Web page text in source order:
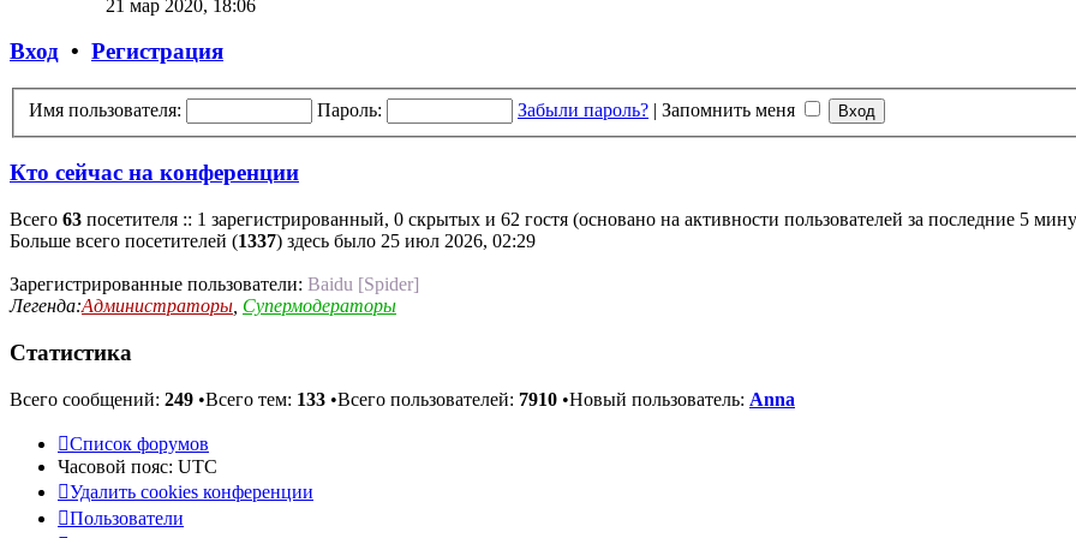
последнему
21 мар 2020, 18:06
Вход • Регистрация
Имя пользователя: Пароль: Забыли пароль? | Запомнить меня
Кто сейчас на конференции
Всего 63 посетителя :: 1 зарегистрированный, 0 скрытых и 62 гостя (основано на активности пользователей за последние 5
Больше всего посетителей (1337) здесь было 25 июл 2026, 02:29
Зарегистрированные пользователи: Baidu [Spider]
Легенда:Администраторы Супермодераторы
Статистика
Всего сообщений: 249 •Всего тем: 133 •Всего пользователей: 7910 •Новый пользователь: Anna
Список форумов
Часовой пояс: UTC
Удалить cookies конференции
Пользователи